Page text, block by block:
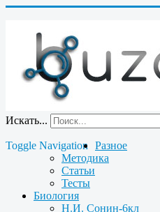
Искать...
Toggle Navigation
Разное
Методика
Статьи
Тесты
Биология
Н.И. Сонин-6кл